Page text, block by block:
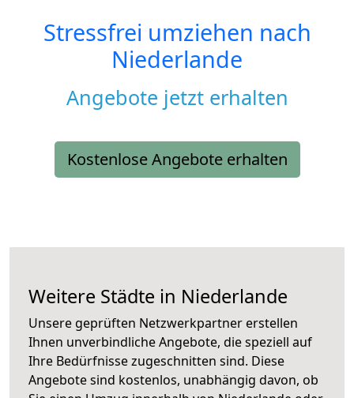
Stressfrei umziehen nach
Niederlande
Angebote jetzt erhalten
Kostenlose Angebote erhalten
Weitere Städte in Niederlande
Unsere geprüften Netzwerkpartner erstellen
Ihnen unverbindliche Angebote, die speziell auf
Ihre Bedürfnisse zugeschnitten sind. Diese
Angebote sind kostenlos, unabhängig davon, ob